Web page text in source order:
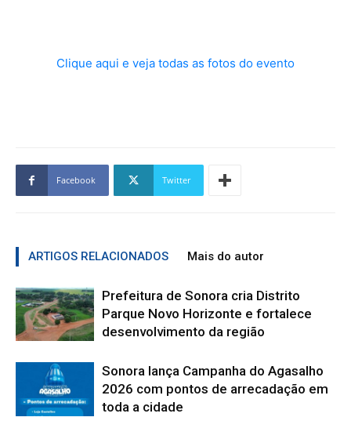
Clique aqui e veja todas as fotos do evento
Facebook Twitter
ARTIGOS RELACIONADOS Mais do autor
Prefeitura de Sonora cria Distrito
Parque Novo Horizonte e fortalece
desenvolvimento da região
Sonora lança Campanha do Agasalho
2026 com pontos de arrecadação em
toda a cidade